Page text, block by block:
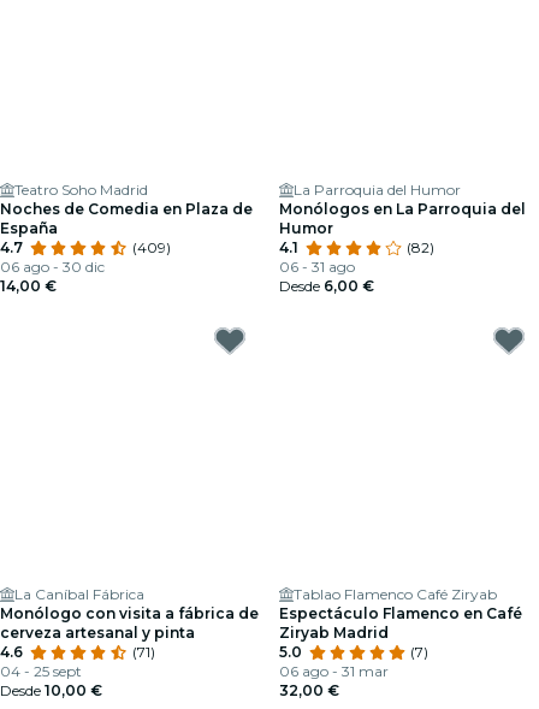
Teatro Soho Madrid
Noches de Comedia en Plaza de
España
4.7
(409)
06 ago - 30 dic
14,00 €
La Parroquia del Humor
Monólogos en La Parroquia del
Humor
4.1
(82)
06 - 31 ago
Desde 6,00 €
La Caníbal Fábrica
Monólogo con visita a fábrica de
cerveza artesanal y pinta
4.6
(71)
04 - 25 sept
Desde 10,00 €
Tablao Flamenco Café Ziryab
Espectáculo Flamenco en Café
Ziryab Madrid
5.0
(7)
06 ago - 31 mar
32,00 €